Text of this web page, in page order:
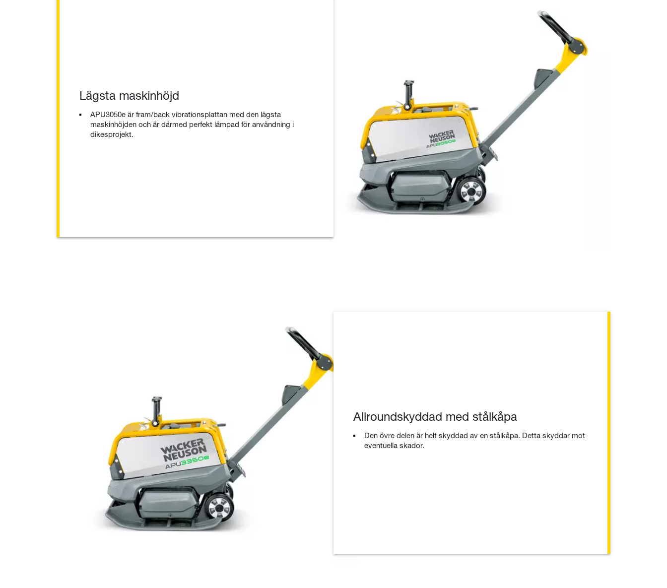
Lägsta maskinhöjd
APU3050e är fram/back vibrationsplattan med den lägsta
maskinhöjden och är därmed perfekt lämpad för användning i
dikesprojekt.
Allroundskyddad med stålkåpa
Den övre delen är helt skyddad av en stålkåpa. Detta skyddar mot
eventuella skador.